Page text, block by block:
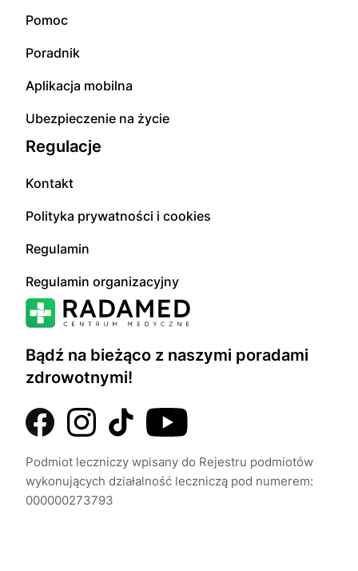
Bądź na bieżąco z naszymi poradami
zdrowotnymi!
Podmiot leczniczy wpisany do Rejestru podmiotów
wykonujących działalność leczniczą pod numerem:
000000273793
Pomoc
Poradnik
Aplikacja mobilna
Ubezpieczenie na życie
Regulacje
Kontakt
Polityka prywatności i cookies
Regulamin
Regulamin organizacyjny